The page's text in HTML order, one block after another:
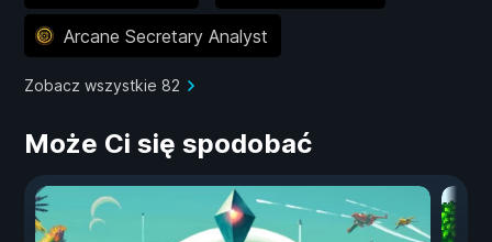
Arcane Secretary Analyst
Zobacz wszystkie 82
Może Ci się spodobać